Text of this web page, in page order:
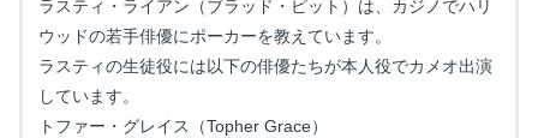
ラスティ・ライアン（ブラッド・ピット）は、カジノでハリ
ウッドの若手俳優にポーカーを教えています。
ラスティの生徒役には以下の俳優たちが本人役でカメオ出演
しています。
トファー・グレイス（Topher Grace）